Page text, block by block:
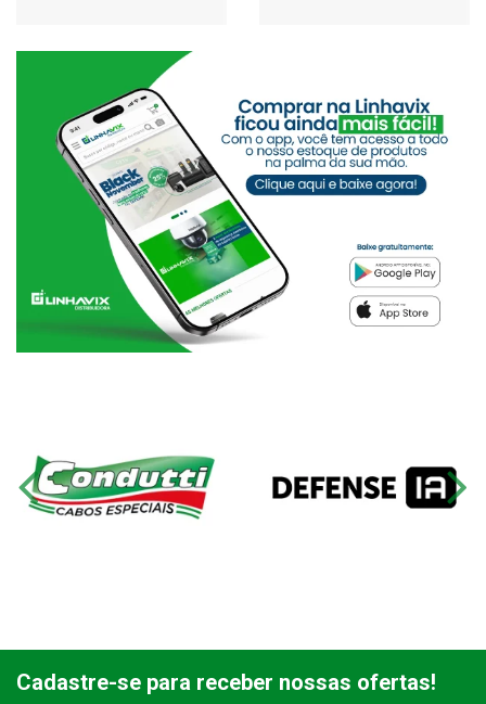
Cadastre-se para receber nossas ofertas!